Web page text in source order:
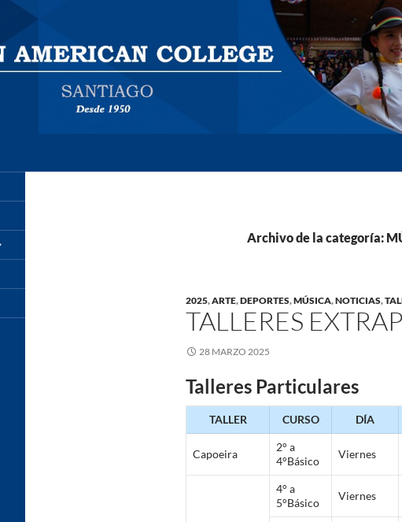
Archivo de la categoría:
2025,ARTE,DEPORTES,MÚSICA,NOTICIAS,
TALLERES
28 MARZO 2025
Talleres Particulares
TALLER CURSO DÍA
Capoeira
2° a
4°Básico
Viernes
4° a
5°Básico
Viernes